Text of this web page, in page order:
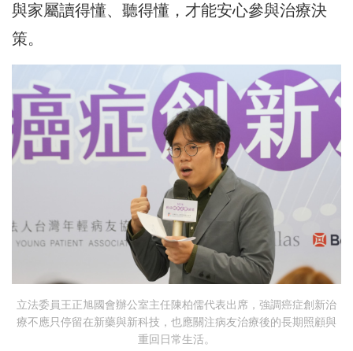
與家屬讀得懂、聽得懂，才能安心參與治療決
策。
立法委員王正旭國會辦公室主任陳柏儒代表出席，強調癌症創新治
療不應只停留在新藥與新科技，也應關注病友治療後的長期照顧與
重回日常生活。